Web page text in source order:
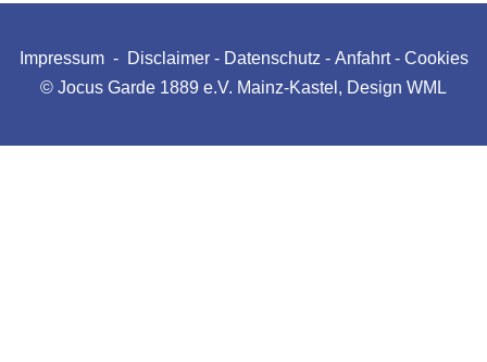
Impressum- Disclaimer- Datenschutz - Anfahrt- Cookies
© Jocus Garde 1889 e.V. Mainz-Kastel, Design WML